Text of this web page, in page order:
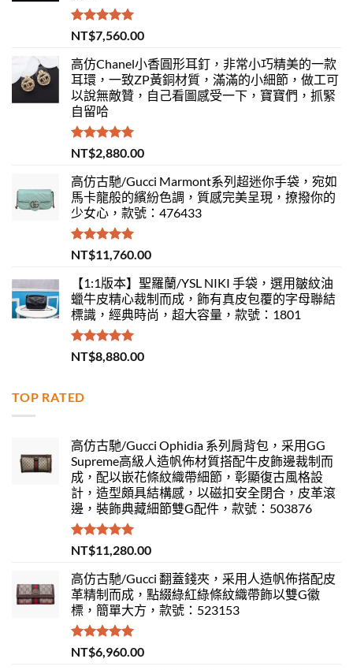
評分 5.00
滿分 5
NT$7,560.00
高仿Chanel小香圓形耳釘，非常小巧精美的一款
耳環，一致ZP黃銅材質，滿滿的小細節，做工可
以說無敵贊，自己看圖感受一下，寶寶們，抓緊
自留哈
評分 5.00
滿分 5
NT$2,880.00
高仿古馳/Gucci Marmont系列超迷你手袋，宛如
馬卡龍般的繽紛色調，質感完美呈現，撩撥你的
少女心，款號：476433
評分5.00
滿分 5
NT$11,760.00
【1:1版本】聖羅蘭/YSL NIKI 手袋，選用皺紋油
蠟牛皮精心裁制而成，飾有真皮包覆的字母聯結
標識，經典時尚，超大容量，款號：1801
評分 5.00
滿分 5
NT$8,880.00
TOP RATED
高仿古馳/Gucci Ophidia 系列肩背包，采用GG
Supreme高級人造帆佈材質搭配牛皮飾邊裁制而
成，配以嵌花條紋織帶細節，彰顯復古風格設
計，造型頗具結構感，以磁扣安全閉合，皮革滾
邊，裝飾典藏細節雙G配件，款號：503876
評分5.00
滿分 5
NT$11,280.00
高仿古馳/Gucci 翻蓋錢夾，采用人造帆佈搭配皮
革精制而成，點綴綠紅綠條紋織帶飾以雙G徽
標，簡單大方，款號：523153
評分 5.00
滿分 5
NT$6,960.00